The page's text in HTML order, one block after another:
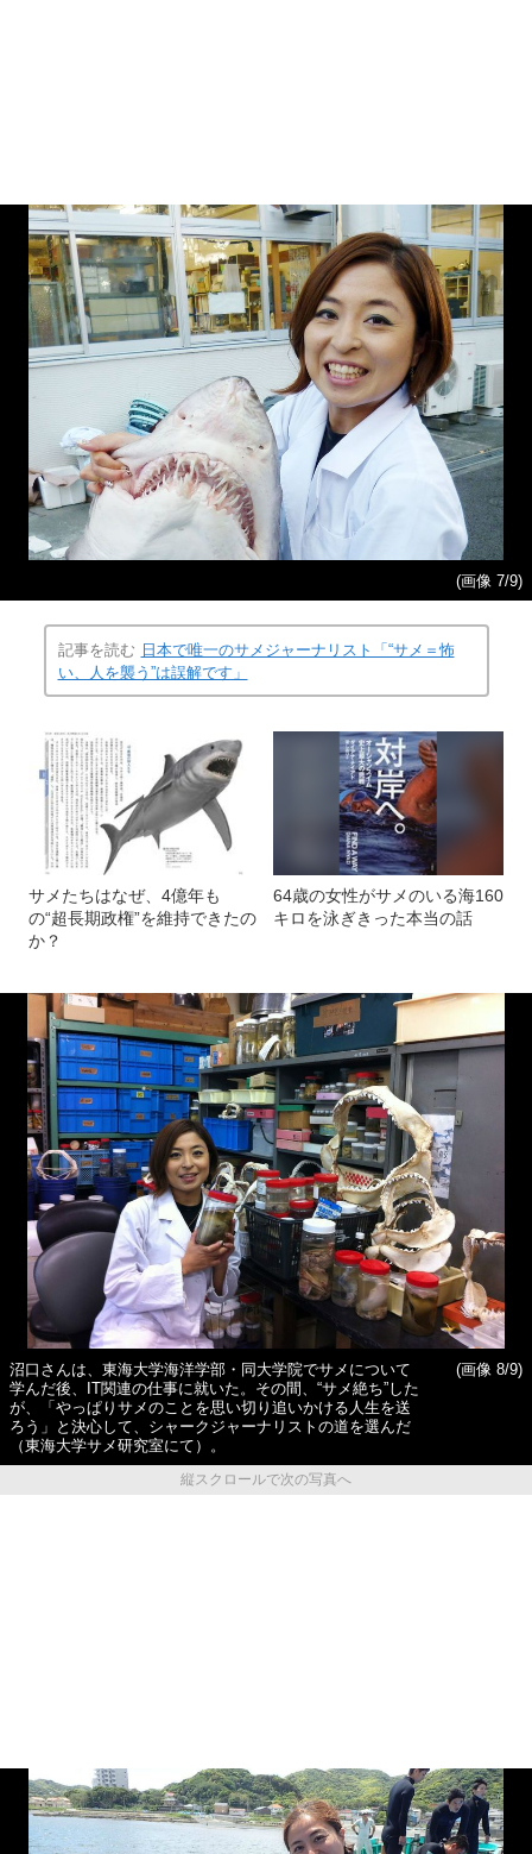
(画像 7/9)
記事を読む 日本で唯一のサメジャーナリスト「“サメ＝怖
い、人を襲う”は誤解です」
サメたちはなぜ、4億年も
の“超長期政権”を維持できたの
か？
64歳の女性がサメのいる海160
キロを泳ぎきった本当の話
沼口さんは、東海大学海洋学部・同大学院でサメについて
学んだ後、IT関連の仕事に就いた。その間、“サメ絶ち”した
が、「やっぱりサメのことを思い切り追いかける人生を送
ろう」と決心して、シャークジャーナリストの道を選んだ
（東海大学サメ研究室にて）。
(画像 8/9)
縦スクロールで次の写真へ